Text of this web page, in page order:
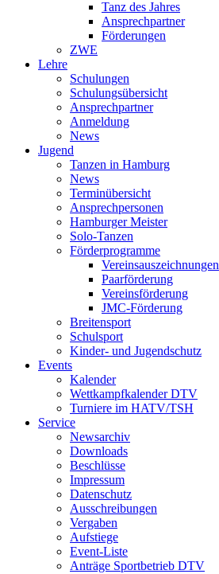
Tanz des Jahres
Ansprechpartner
Förderungen
ZWE
Lehre
Schulungen
Schulungsübersicht
Ansprechpartner
Anmeldung
News
Jugend
Tanzen in Hamburg
News
Terminübersicht
Ansprechpersonen
Hamburger Meister
Solo-Tanzen
Förderprogramme
Vereinsauszeichnungen
Paarförderung
Vereinsförderung
JMC-Förderung
Breitensport
Schulsport
Kinder- und Jugendschutz
Events
Kalender
Wettkampfkalender DTV
Turniere im HATV/TSH
Service
Newsarchiv
Downloads
Beschlüsse
Impressum
Datenschutz
Ausschreibungen
Vergaben
Aufstiege
Event-Liste
Anträge Sportbetrieb DTV